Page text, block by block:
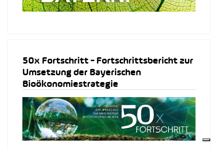
50x Fortschritt - Fortschrittsbericht zur
Umsetzung der Bayerischen
Bioökonomiestrategie